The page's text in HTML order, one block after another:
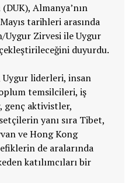
Almanya’nın
tarihleri arasında
Uygur Zirvesi ile Uygur
duyurdu.
Uygur liderleri, insan
temsilcileri, iş
genç aktivistler,
yanı sıra Tibet,
ve Hong Kong
de aralarında
katılımcıları bir